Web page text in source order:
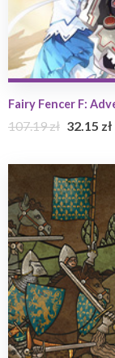
Fairy Fencer F:
107.19 zł 32.15 zł